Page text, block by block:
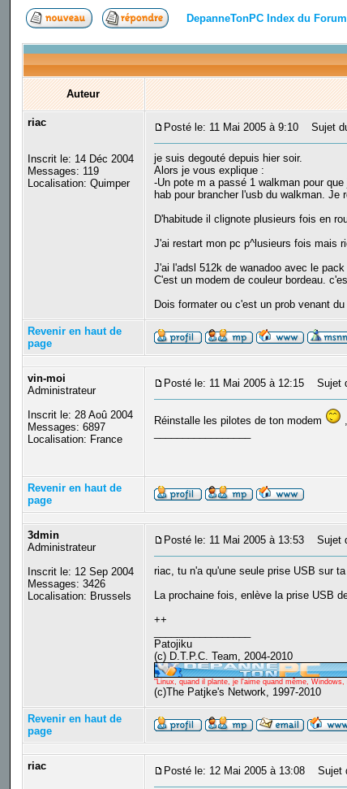
DepanneTonPC Index du Forum
Auteur
riac
Inscrit le: 14 Déc 2004
Messages: 119
Localisation: Quimper
Posté le: 11 Mai 2005 à 9:10 Sujet
je suis degouté depuis hier soir.
Alors je vous explique :
-Un pote m a passé 1 walkman pour
hab pour brancher l'usb du walkman.
D'habitude il clignote plusieurs fois en
J'ai restart mon pc p^lusieurs fois mais
J'ai l'adsl 512k de wanadoo avec le
C'est un modem de couleur bordeau.
Dois formater ou c'est un prob venant
Revenir en haut de
page
vin-moi
Administrateur
Inscrit le: 28 Aoû 2004
Messages: 6897
Localisation: France
Posté le: 11 Mai 2005 à 12:15 Sujet
Réinstalle les pilotes de ton modem
Revenir en haut de
page
3dmin
Administrateur
Inscrit le: 12 Sep 2004
Messages: 3426
Localisation: Brussels
Posté le: 11 Mai 2005 à 13:53 Sujet
riac, tu n'a qu'une seule prise USB sur
La prochaine fois, enlève la prise USB
++
Patojiku
(c) D.T.P.C. Team, 2004-2010
"Linux, quand il plante, je l'aime quand même,
(c)The Patjke's Network, 1997-2010
Revenir en haut de
page
riac Posté le: 12 Mai 2005 à 13:08 Sujet